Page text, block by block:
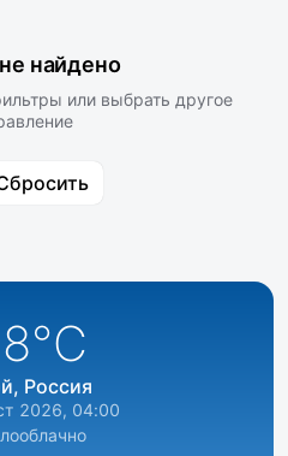
найдено
или выбрать другое
°C
Россия
2026, 04:00